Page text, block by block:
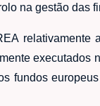
na gestão das
relativamente
executados
fundos